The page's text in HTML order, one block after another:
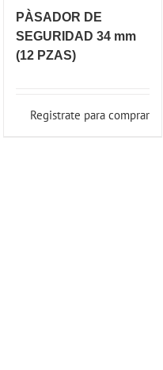
PÀSADOR DE
SEGURIDAD 34 mm
(12 PZAS)
Registrate para comprar